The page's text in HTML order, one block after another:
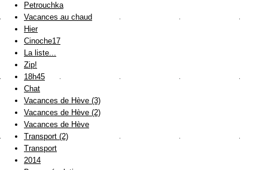
Petrouchka
Vacances au chaud
Hier
Cinoche17
La liste...
Zip!
18h45
Chat
Vacances de Hève (3)
Vacances de Hève (2)
Vacances de Hève
Transport (2)
Transport
2014